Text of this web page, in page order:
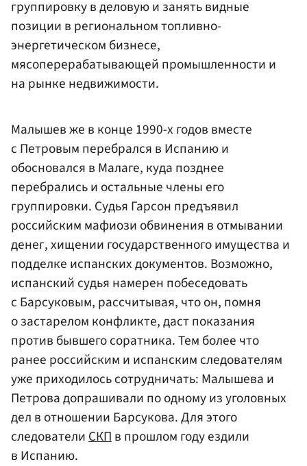
группировку в деловую и занять видные
позиции в региональном топливно-
энергетическом бизнесе,
мясоперерабатывающей промышленности и
на рынке недвижимости.
Малышев же в конце 1990-х годов вместе
с Петровым перебрался в Испанию и
обосновался в Малаге, куда позднее
перебрались и остальные члены его
группировки. Судья Гарсон предъявил
российским мафиози обвинения в отмывании
денег, хищении государственного имущества и
подделке испанских документов. Возможно,
испанский судья намерен побеседовать
с Барсуковым, рассчитывая, что он, помня
о застарелом конфликте, даст показания
против бывшего соратника. Тем более что
ранее российским и испанским следователям
уже приходилось сотрудничать: Малышева и
Петрова допрашивали по одному из уголовных
дел в отношении Барсукова. Для этого
следователиСКПв прошлом году ездили
в Испанию.